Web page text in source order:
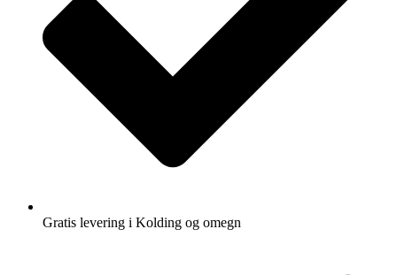
Gratis levering i Kolding og omegn